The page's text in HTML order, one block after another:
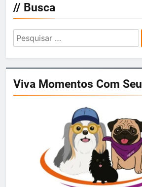
// Busca
Pesquisar
por:
Viva Momentos Com Seu